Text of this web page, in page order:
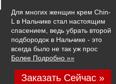
Для многих женщин крем Chin-
L в Нальчике стал настоящим
спасением, ведь убрать второй
подбородок в Нальчике - это
всегда было не так уж прос
Более Подробно »»
Заказать Сейчас »